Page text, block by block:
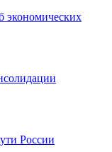
экономических
России